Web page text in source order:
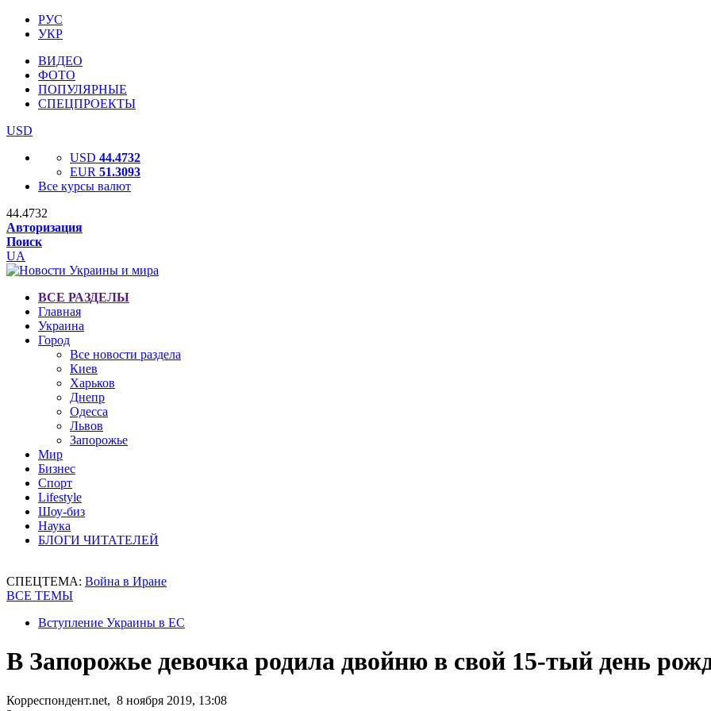
РУС
УКР
ВИДЕО
ФОТО
ПОПУЛЯРНЫЕ
СПЕЦПРОЕКТЫ
USD
USD 44.4732
EUR 51.3093
Все курсы валют
44.4732
Авторизация
Поиск
UA
ВСЕ РАЗДЕЛЫ
Главная
Украина
Город
Все новости раздела
Киев
Харьков
Днепр
Одесса
Львов
Запорожье
Мир
Бизнес
Спорт
Lifestyle
Шоу-биз
Наука
БЛОГИ ЧИТАТЕЛЕЙ
СПЕЦТЕМА: Война в Иране
ВСЕ ТЕМЫ
Вступление Украины в ЕС
В Запорожье девочка родила двойню в свой 15-тый день
Корреспондент.net, 8 ноября 2019, 13:08